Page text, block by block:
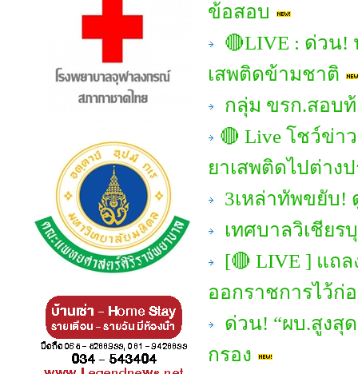
ข้อสอบ
🔴LIVE : ด่วน!
เสพติดข้ามชาติ
กลุ่ม ขรก.สอบ
🔴 Live โชว์ข่า
ยาเสพติดไปต่างป
3เหล่าทัพขยับ!
เทศบาลวิเชียร
[🔴 LIVE ] แถ
ออกราชการไว้ก่
ด่วน! “ผบ.สูงสุ
กรอง